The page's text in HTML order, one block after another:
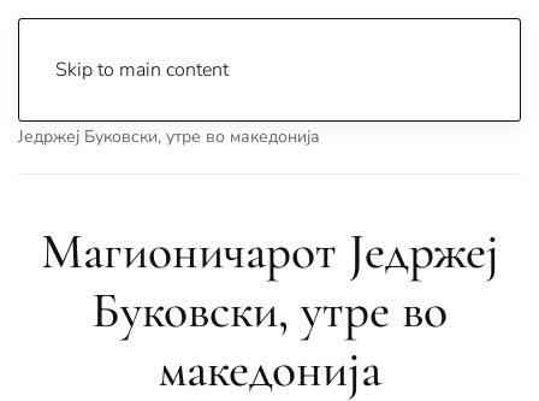
Skip to main content
Једржеј Буковски, утре во македонија
Магионичарот Једржеј
Буковски, утре во
македонија